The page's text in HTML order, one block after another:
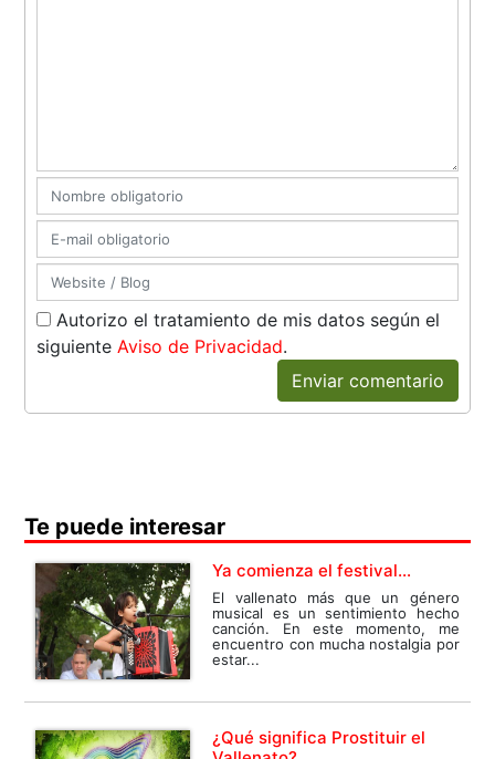
Autorizo el tratamiento de mis datos según el
siguienteAviso de Privacidad.
Enviar comentario
Te puede interesar
Ya comienza el festival…
El vallenato más que un género
musical es un sentimiento hecho
canción. En este momento, me
encuentro con mucha nostalgia por
estar...
¿Qué significa Prostituir el